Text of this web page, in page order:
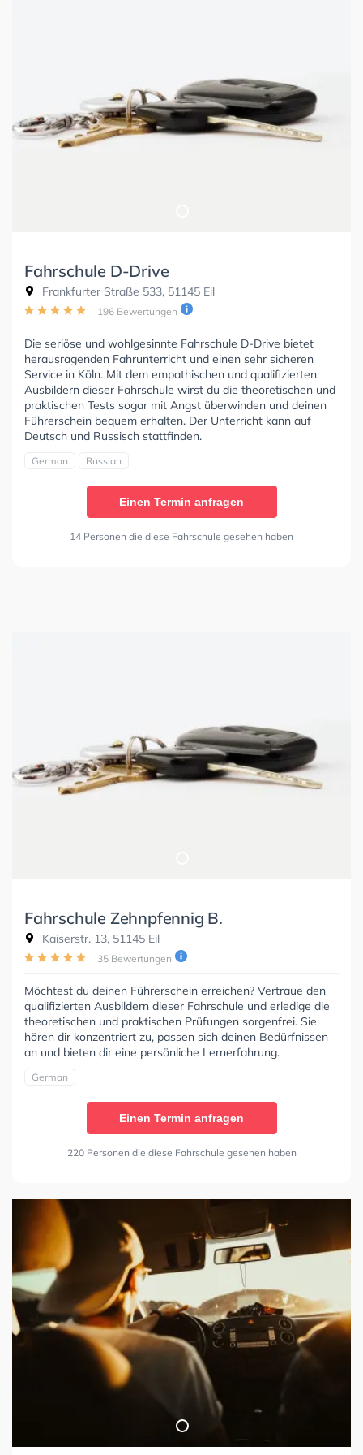
Fahrschule D-Drive
Frankfurter Straße 533, 51145 Eil
196 Bewertungen
Die seriöse und wohlgesinnte Fahrschule D-Drive bietet
herausragenden Fahrunterricht und einen sehr sicheren
Service in Köln. Mit dem empathischen und qualifizierten
Ausbildern dieser Fahrschule wirst du die theoretischen und
praktischen Tests sogar mit Angst überwinden und deinen
Führerschein bequem erhalten. Der Unterricht kann auf
Deutsch und Russisch stattfinden.
German Russian
Einen Termin anfragen
14 Personen die diese Fahrschule gesehen haben
Fahrschule Zehnpfennig B.
Kaiserstr. 13, 51145 Eil
35 Bewertungen
Möchtest du deinen Führerschein erreichen? Vertraue den
qualifizierten Ausbildern dieser Fahrschule und erledige die
theoretischen und praktischen Prüfungen sorgenfrei. Sie
hören dir konzentriert zu, passen sich deinen Bedürfnissen
an und bieten dir eine persönliche Lernerfahrung.
German
Einen Termin anfragen
220 Personen die diese Fahrschule gesehen haben